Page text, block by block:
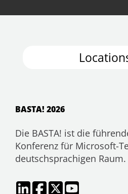
BASTA! 2026
Die BASTA! ist die
Konferenz für Microsoft-
deutschsprachigen Raum.